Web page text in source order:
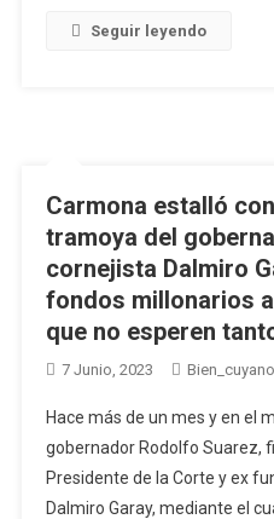
Seguir leyendo
Carmona estalló
tramoya del
cornejista Dalmiro
fondos millonarios
que no esperen
7 Junio, 2023 Bien_cuyano
Hace más de un mes y en el
gobernador Rodolfo Suarez,
Presidente de la Corte y ex
Dalmiro Garay, mediante el